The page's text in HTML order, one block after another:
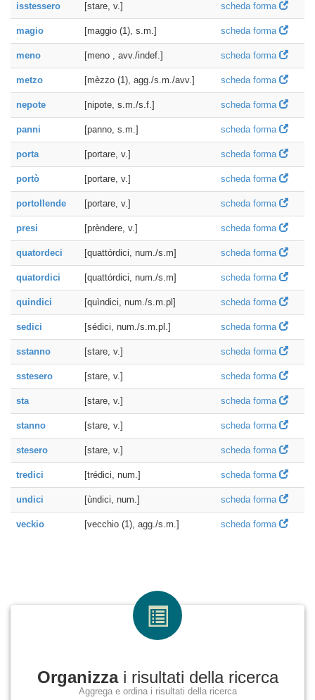
isstessero [stare, v.] scheda forma
magio [maggio (1), s.m.] scheda forma
meno [meno , avv./indef.] scheda forma
metzo [mèzzo (1), agg./s.m./avv.] scheda forma
nepote [nipote, s.m./s.f.] scheda forma
panni [panno, s.m.] scheda forma
porta [portare, v.] scheda forma
portò [portare, v.] scheda forma
portollende [portare, v.] scheda forma
presi [prèndere, v.] scheda forma
quatordeci [quattórdici, num./s.m] scheda forma
quatordici [quattórdici, num./s.m] scheda forma
quindici [quìndici, num./s.m.pl] scheda forma
sedici [sédici, num./s.m.pl.] scheda forma
sstanno [stare, v.] scheda forma
sstesero [stare, v.] scheda forma
sta [stare, v.] scheda forma
stanno [stare, v.] scheda forma
stesero [stare, v.] scheda forma
tredici [trédici, num.] scheda forma
undici [ùndici, num.] scheda forma
veckio [vecchio (1), agg./s.m.] scheda forma
Organizzai risultati della ricerca
Aggrega e ordina i risultati della ricerca